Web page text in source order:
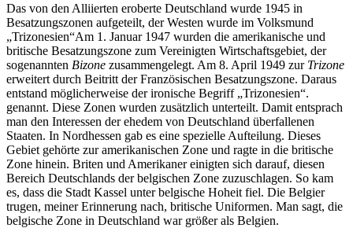
Das von den Alliierten eroberte Deutschland wurde 1945 in
Besatzungszonen aufgeteilt, der Westen wurde im Volksmund
„Trizonesien“Am 1. Januar 1947 wurden die amerikanische und
britische Besatzungszone zum Vereinigten Wirtschaftsgebiet, der
sogenannten Bizone zusammengelegt. Am 8. April 1949 zur Trizone
erweitert durch Beitritt der Französischen Besatzungszone. Daraus
entstand möglicherweise der ironische Begriff „Trizonesien“.
genannt. Diese Zonen wurden zusätzlich unterteilt. Damit entsprach
man den Interessen der ehedem von Deutschland überfallenen
Staaten. In Nordhessen gab es eine spezielle Aufteilung. Dieses
Gebiet gehörte zur amerikanischen Zone und ragte in die britische
Zone hinein. Briten und Amerikaner einigten sich darauf, diesen
Bereich Deutschlands der belgischen Zone zuzuschlagen. So kam
es, dass die Stadt Kassel unter belgische Hoheit fiel. Die Belgier
trugen, meiner Erinnerung nach, britische Uniformen. Man sagt, die
belgische Zone in Deutschland war größer als Belgien.